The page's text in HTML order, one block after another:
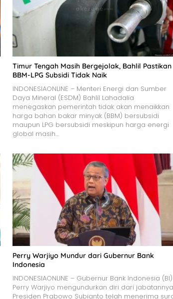
Timur Tengah Masih Bergejolak, Bahlil Pastikan
BBM-LPG Subsidi Tidak Naik
INDONESIAONLINE – Menteri Energi dan Sumber
Daya Mineral (ESDM) Bahlil Lahadalia
menegaskan pemerintah tidak akan menaikkan
harga bahan bakar minyak (BBM) bersubsidi
maupun LPG bersubsidi meskipun harga energi
global masih…
Perry Warjiyo Mundur dari Gubernur Bank
Indonesia
INDONESIAONLINE – Gubernur Bank Indonesia (BI)
Perry Warjiyo mengundurkan diri dari
Presiden Prabowo Subianto telah menerima